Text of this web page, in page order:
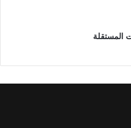
المستقلة